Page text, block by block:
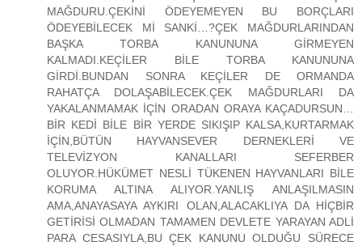
MAĞDURU.ÇEKİNİ ÖDEYEMEYEN BU BORÇLARI
ÖDEYEBİLECEK Mİ SANKİ…?ÇEK MAĞDURLARINDAN
BAŞKA TORBA KANUNUNA GİRMEYEN
KALMADI.KEÇİLER BİLE TORBA KANUNUNA
GİRDİ.BUNDAN SONRA KEÇİLER DE ORMANDA
RAHATÇA DOLAŞABİLECEK.ÇEK MAĞDURLARI DA
YAKALANMAMAK İÇİN ORADAN ORAYA KAÇADURSUN…
BİR KEDİ BİLE BİR YERDE SIKIŞIP KALSA,KURTARMAK
İÇİN,BÜTÜN HAYVANSEVER DERNEKLERİ VE
TELEVİZYON KANALLARI SEFERBER
OLUYOR.HÜKÜMET NESLİ TÜKENEN HAYVANLARI BİLE
KORUMA ALTINA ALIYOR.YANLIŞ ANLAŞILMASIN
AMA,ANAYASAYA AYKIRI OLAN,ALACAKLIYA DA HİÇBİR
GETİRİSİ OLMADAN TAMAMEN DEVLETE YARAYAN ADLİ
PARA CESASIYLA,BU ÇEK KANUNU OLDUĞU SÜRECE